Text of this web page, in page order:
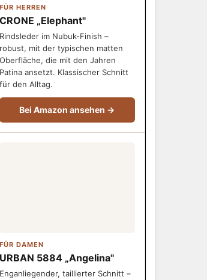
FÜR HERREN
CRONE „Elephant"
Rindsleder im Nubuk-Finish –
robust, mit der typischen matten
Oberfläche, die mit den Jahren
Patina ansetzt. Klassischer Schnitt
für den Alltag.
Bei Amazon ansehen →
FÜR DAMEN
URBAN 5884 „Angelina"
Enganliegender, taillierter Schnitt –